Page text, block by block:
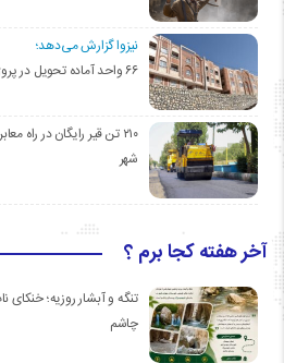
نیزوا گزارش می‌دهد؛
۶۶ واحد آماده تحویل در پروژه۱۳۸ واحدی مهدیشهر
۲۱۰ تن قیر رایگان در
شهر
آخر هفته کجا برم ؟
تنگه و آبشار روزیه؛
چاشم